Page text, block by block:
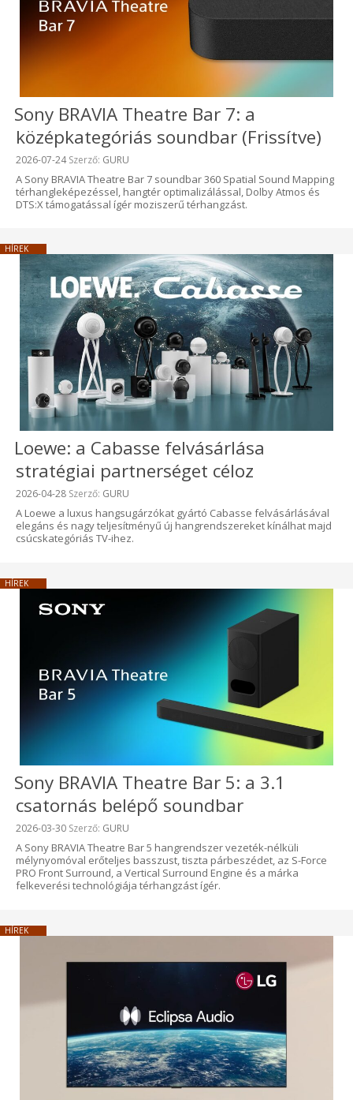
Sony BRAVIA Theatre Bar 7: a
középkategóriás soundbar (Frissítve)
Beküldve:
2026-07-24Szerző: GURU
A Sony BRAVIA Theatre Bar 7 soundbar 360 Spatial Sound Mapping
térhangleképezéssel, hangtér optimalizálással, Dolby Atmos és
DTS:X támogatással ígér moziszerű térhangzást.
HÍREK
Loewe: a Cabasse felvásárlása
stratégiai partnerséget céloz
Beküldve:
2026-04-28 Szerző: GURU
A Loewe a luxus hangsugárzókat gyártó Cabasse felvásárlásával
elegáns és nagy teljesítményű új hangrendszereket kínálhat majd
csúcskategóriás TV-ihez.
HÍREK
Sony BRAVIA Theatre Bar 5: a 3.1
csatornás belépő soundbar
Beküldve:
2026-03-30 Szerző: GURU
A Sony BRAVIA Theatre Bar 5 hangrendszer vezeték-nélküli
mélynyomóval erőteljes basszust, tiszta párbeszédet, az S-Force
PRO Front Surround, a Vertical Surround Engine és a márka
felkeverési technológiája térhangzást ígér.
HÍREK